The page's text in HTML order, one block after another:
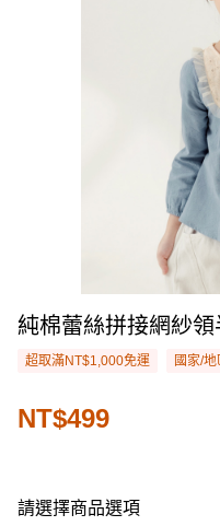
純棉蕾絲拼接網紗
超取滿NT$1,000免運 國家/
NT$499
請選擇商品選項